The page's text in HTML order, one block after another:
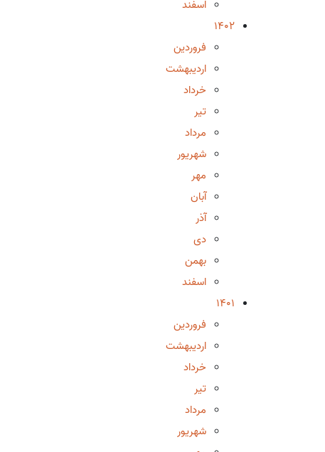
اسفند
1402
فروردین
اردیبهشت
خرداد
تیر
مرداد
شهریور
مهر
آبان
آذر
دی
بهمن
اسفند
1401
فروردین
اردیبهشت
خرداد
تیر
مرداد
شهریور